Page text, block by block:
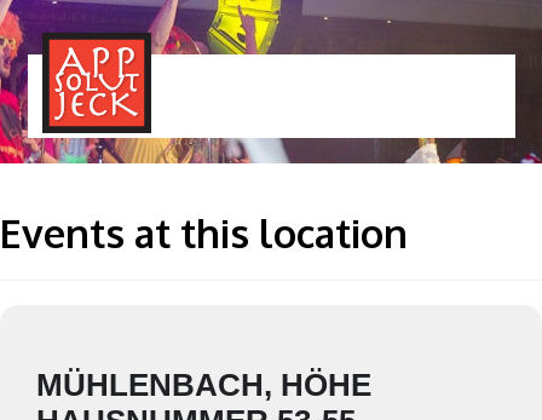
Events at this location
MÜHLENBACH, HÖHE